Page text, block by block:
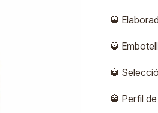
🥃
🥃
🥃
🥃 Perfil